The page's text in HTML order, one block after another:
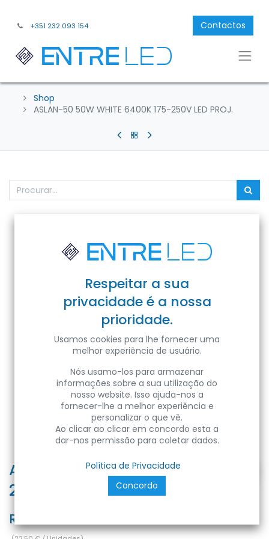
+351 232 093 154 Contactos
Shop
ASLAN-50 50W WHITE 6400K 175-250V LED PROJ.
ASLAN-50 50W WHITE 6400K 175-
250V LED PROJ.
Ref:
Respeitar a sua
privacidade é a nossa
prioridade.
Usamos cookies para lhe fornecer uma
melhor experiência de usuário.
Nós usamo-los para armazenar
informações sobre a sua utilização do
nosso website. Isso ajuda-nos a
fornecer-lhe a melhor experiência e
personalizar o que vê.
Ao clicar ao clicar em concordo esta a
dar-nos permissão para coletar dados.
Política de Privacidade
Concordo